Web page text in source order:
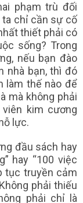
phạm trù đối
chỉ cần sự cố
thiết phải có
sống? Trong
nếu bạn đào
nhà bạn, thì đó
làm thế nào để
mà không phải
kim cương
lực.
đầu sách hay
hay “100 việc
tục truyền cảm
phải thiếu
phải chỉ là